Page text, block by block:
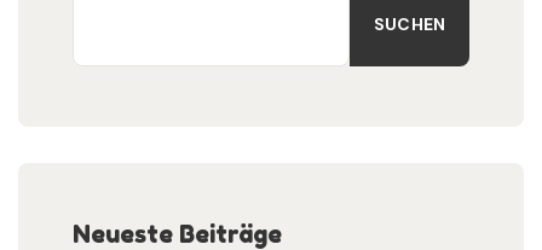
SUCHEN
Neueste Beiträge